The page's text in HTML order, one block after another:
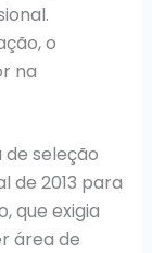
o
na
seleção
de 2013 para
que exigia
área de